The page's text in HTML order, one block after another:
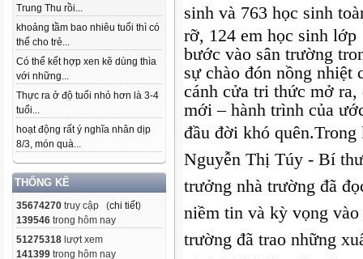
Trung Thu rồi...
khoảng tầm bao nhiêu tuổi thì có
thể cho trẻ...
Có thể kết hợp xen kẽ dùng thìa
với những...
Thực ra ở độ tuổi nhỏ hơn là 3-4
tuổi...
hoạt động rất ý nghĩa nhân dịp
8/3, món quà...
THỐNG KÊ
35674270 truy cập (chi tiết)
139546 trong hôm nay
51275318 lượt xem
141399 trong hôm nay
sinh và 763 học sinh
rỡ, 124 em học sinh
bước vào sân trường
sự chào đón nồng nhiệt
cánh cửa tri thức mở ra,
mới – hành trình của
đầu đời khó quên.Trong
Nguyễn Thị Túy - Bí
trưởng nhà trường đã
niềm tin và kỳ vọng
trường đã trao những